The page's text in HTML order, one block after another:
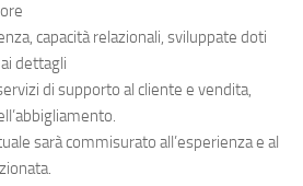
capacità relazionali, sviluppate doti
dettagli
di supporto al cliente e vendita,
sarà commisurato all’esperienza e al